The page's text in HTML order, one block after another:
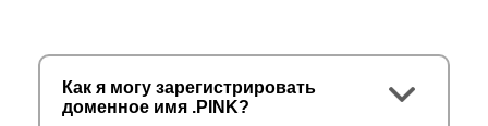
Как я могу зарегистрировать
доменное имя .PINK?